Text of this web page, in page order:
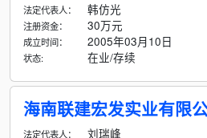
法定代表人： 韩仿光
注册资金： 30万元
成立时间： 2005年03月10日
状态: 在业/存续
海南联建宏发实业有限
法定代表人： 刘瑞峰